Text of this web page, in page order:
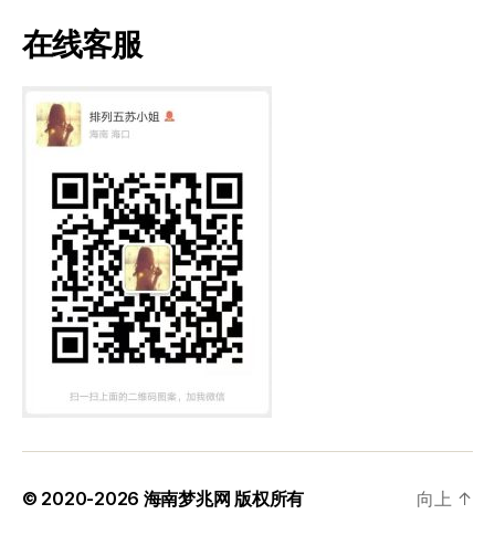
在线客服
© 2020-2026 海南梦兆网 版权所有 向上 ↑